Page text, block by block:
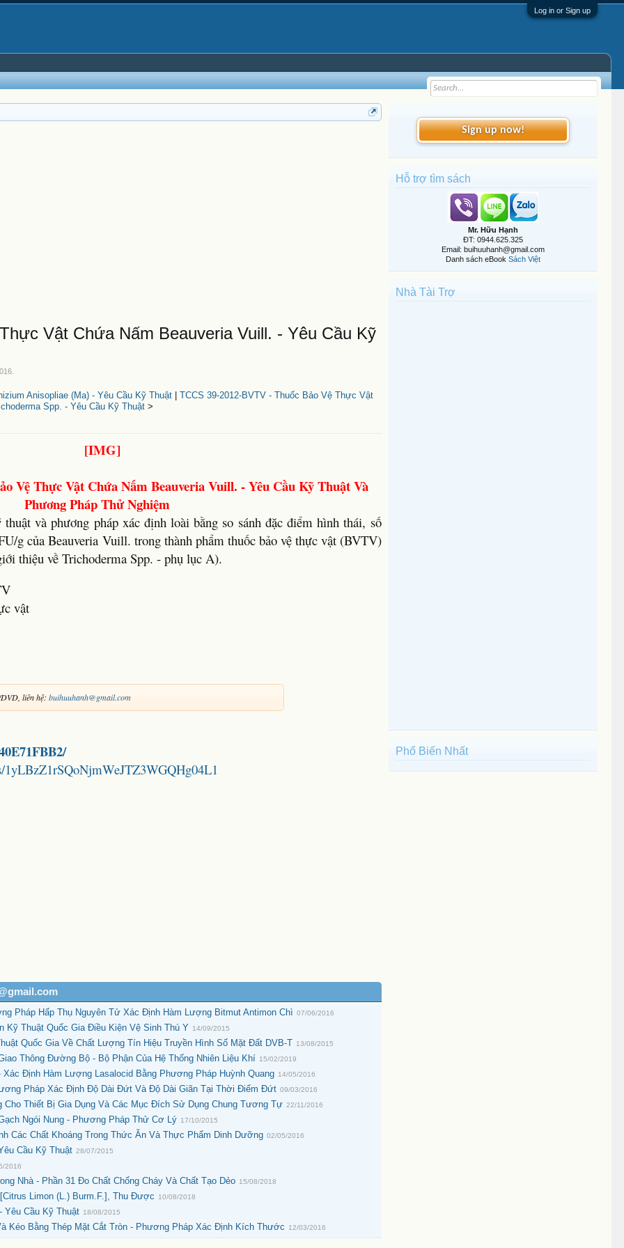
Log in or Sign up
Vật Chứa Nấm Beauveria Vuill. - Yêu Cầu Kỹ
Anisopliae (Ma) - Yêu Cầu Kỹ Thuật| TCCS 39-2012-BVTV - Thuốc Bảo Vệ Thực Vật
Spp. - Yêu Cầu Kỹ Thuật>
Vệ Thực Vật Chứa Nấm Beauveria Vuill. - Yêu Cầu Kỹ Thuật Và
Phương Pháp Thử Nghiệm
và phương pháp xác định loài bằng so sánh đặc điểm hình thái, số
g của Beauveria Vuill. trong thành phẩm thuốc bảo vệ thực vật (BVTV)
thiệu về Trichoderma Spp. - phụ lục A).
vật
DVD, liên hệ:buihuuhanh@gmail.com
Pháp Hấp Thụ Nguyên Tử Xác Định Hàm Lượng Bitmut Antimon Chì 07/06/2016
Kỹ Thuật Quốc Gia Điều Kiện Vệ Sinh Thú Y 14/09/2015
Quốc Gia Về Chất Lượng Tín Hiệu Truyền Hình Số Mặt Đất DVB-T 13/08/2015
Thông Đường Bộ - Bộ Phận Của Hệ Thống Nhiên Liệu Khí 15/02/2019
Xác Định Hàm Lượng Lasalocid Bằng Phương Pháp Huỳnh Quang 14/05/2016
Pháp Xác Định Độ Dài Đứt Và Độ Dài Giãn Tại Thời Điểm Đứt 09/03/2016
Cho Thiết Bị Gia Dụng Và Các Mục Đích Sử Dụng Chung Tương Tự 22/11/2016
Ngói Nung - Phương Pháp Thử Cơ Lý 17/10/2015
Các Chất Khoáng Trong Thức Ăn Và Thực Phẩm Dinh Dưỡng 02/05/2016
Cầu Kỹ Thuật 28/07/2015
2016
Nhà - Phần 31 Đo Chất Chống Cháy Và Chất Tạo Dẻo 15/08/2018
Limon (L.) Burm.F.], Thu Được 10/08/2018
Yêu Cầu Kỹ Thuật 18/08/2015
Kéo Bằng Thép Mặt Cắt Tròn - Phương Pháp Xác Định Kích Thước 12/03/2016
Sign up now!
Hỗ trợ tìm sách
Mr. Hữu Hạnh
ĐT: 0944.625.325
Email: buihuuhanh@gmail.com
Danh sách eBook Sách Việt
Nhà Tài Trợ
Phổ Biến Nhất